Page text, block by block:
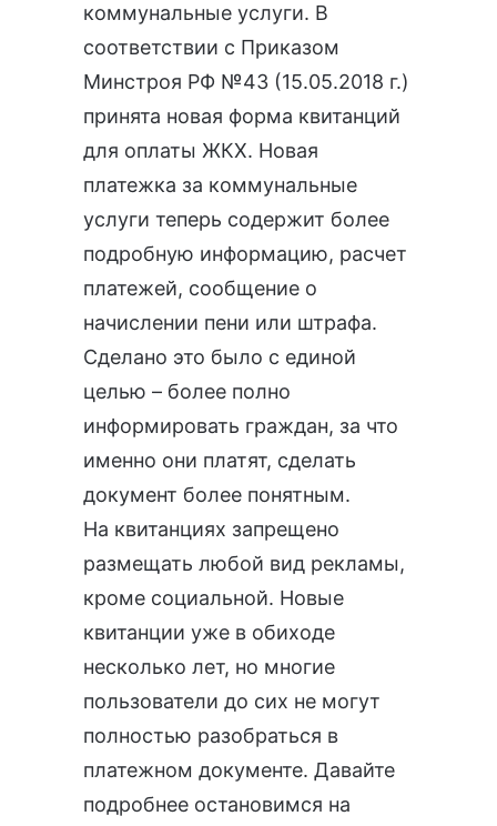
коммунальные услуги. В
соответствии с Приказом
Минстроя РФ №43 (15.05.2018 г.)
принята новая форма квитанций
для оплаты ЖКХ. Новая
платежка за коммунальные
услуги теперь содержит более
подробную информацию, расчет
платежей, сообщение о
начислении пени или штрафа.
Сделано это было с единой
целью – более полно
информировать граждан, за что
именно они платят, сделать
документ более понятным.
На квитанциях запрещено
размещать любой вид рекламы,
кроме социальной. Новые
квитанции уже в обиходе
несколько лет, но многие
пользователи до сих не могут
полностью разобраться в
платежном документе. Давайте
подробнее остановимся на